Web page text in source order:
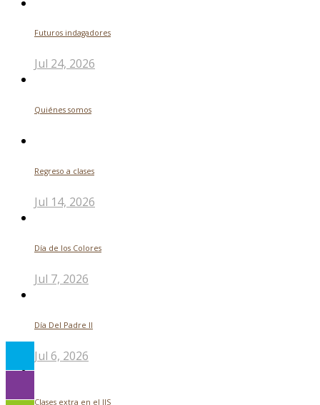
Futuros indagadores
Jul 24, 2026
Quiénes somos
Regreso a clases
Jul 14, 2026
Día de los Colores
Jul 7, 2026
Día Del Padre ll
Jul 6, 2026
Clases extra en el JIS